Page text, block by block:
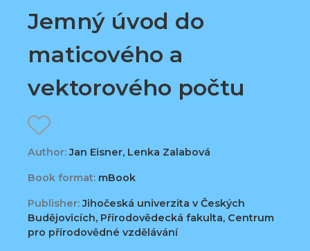
Jemný úvod do
maticového a
vektorového počtu
Author:Jan Eisner, Lenka Zalabová
Book format: mBook
Publisher:Jihočeská univerzita v Českých
Budějovicích, Přírodovědecká fakulta, Centrum
pro přírodovědné vzdělávání